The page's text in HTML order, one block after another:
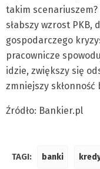
takim
słabszy wzrost PKB,
gospodarczego
pracownicze
idzie, zwiększy się
zmniejszy skłonność
Źródło: Bankier.pl
TAGI: banki